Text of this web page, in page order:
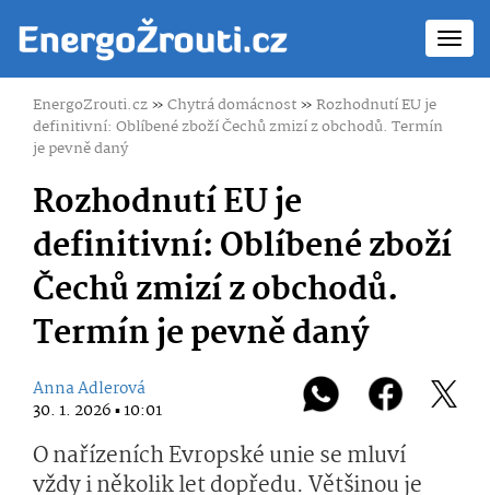
EnergoZrouti.cz»Chytrá domácnost»Rozhodnutí EU je
definitivní: Oblíbené zboží Čechů zmizí z obchodů. Termín
je pevně daný
Rozhodnutí EU je
definitivní: Oblíbené zboží
Čechů zmizí z obchodů.
Termín je pevně daný
Anna Adlerová
30. 1. 2026 ▪ 10:01
O nařízeních Evropské unie se mluví
vždy i několik let dopředu. Většinou je